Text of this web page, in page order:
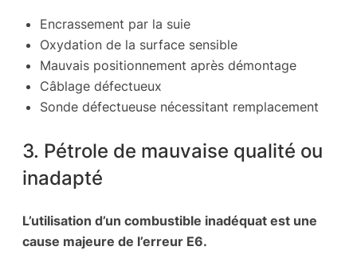
Encrassement par la suie
Oxydation de la surface sensible
Mauvais positionnement après démontage
Câblage défectueux
Sonde défectueuse nécessitant remplacement
3. Pétrole de mauvaise qualité ou
inadapté
L’utilisation d’un combustible inadéquat est une
cause majeure de l’erreur E6.